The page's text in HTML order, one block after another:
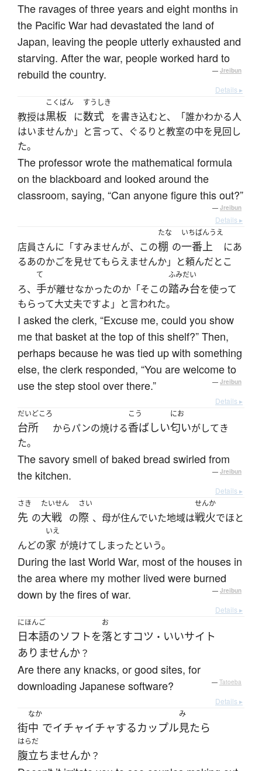
The ravages of three years and eight months in
the Pacific War had devastated the land of
Japan, leaving the people utterly exhausted and
starving. After the war, people worked hard to
rebuild the country.
— Jreibun
Details ▸
教授は
こくばん
黒板 に
すうしき
数式 を書き込むと、「誰かわかる人
はいませんか」と言って、ぐるりと教室の中を見回し
た。
The professor wrote the mathematical formula
on the blackboard and looked around the
classroom, saying, “Can anyone figure this out?”
— Jreibun
Details ▸
店員さんに「すみませんが、この
たな
棚 の
いちばんうえ
一番上
にあ
るあのかごを見せてもらえませんか」と頼んだとこ
ろ、
て
手が離せなかったのか「そこの
ふみだい
踏み台を使って
もらって大丈夫ですよ」と言われた。
I asked the clerk, “Excuse me, could you show
me that basket at the top of this shelf?” Then,
perhaps because he was tied up with something
else, the clerk responded, “You are welcome to
use the step stool over there.”
— Jreibun
Details ▸
だいどころ
台所 からパンの焼ける
こう
香ばしい
にお
匂いがしてき
た。
The savory smell of baked bread swirled from
the kitchen.
— Jreibun
Details ▸
さき
先 の
たいせん
大戦 の
さい
際 、母が住んでいた地域は
せんか
戦火でほと
んどの
いえ
家 が焼けてしまったという。
During the last World War, most of the houses in
the area where my mother lived were burned
down by the fires of war.
— Jreibun
Details ▸
にほんご
日本語のソフト を
お
落とすコツ ・ いいサイト
ありませんか？
Are there any knacks, or good sites, for
downloading Japanese software?
— Tatoeba
Details ▸
街
なか
中 でイチャイチャするカップル
み
見たら
はらだ
腹立ちませんか？